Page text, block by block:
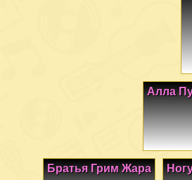
Алла
Братья Грим Жара